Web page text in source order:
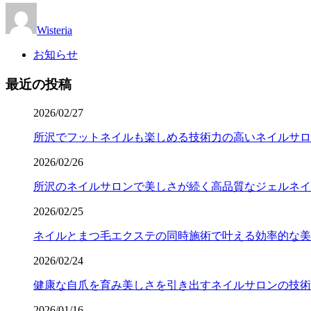
Wisteria
お知らせ
最近の投稿
2026/02/27
所沢でフットネイルも楽しめる技術力の高いネイルサ
2026/02/26
所沢のネイルサロンで美しさが続く高品質なジェルネ
2026/02/25
ネイルとまつ毛エクステの同時施術で叶える効率的な美
2026/02/24
健康な自爪を育み美しさを引き出すネイルサロンの技術